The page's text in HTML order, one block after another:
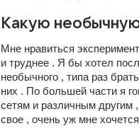
Какую
Мне нравиться
и труднее . Я бы хотел
необычного , типа раз
них . По большей части я
сетям и различным другим
свое , очень уж мне